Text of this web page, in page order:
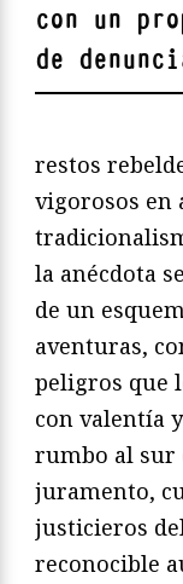
con un
de
restos
vigorosos en
la anécdota
de un
aventuras,
peligros que
con valentía
rumbo al sur
juramento,
justicieros
reconocible